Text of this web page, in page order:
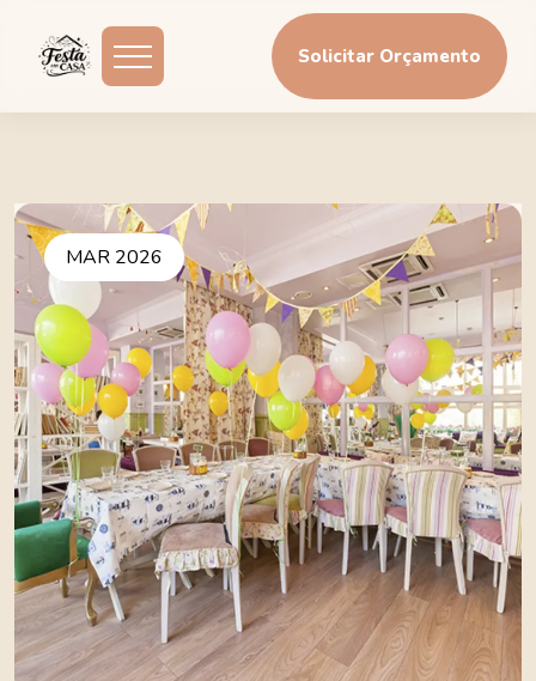
Solicitar Orçamento
MAR 2026